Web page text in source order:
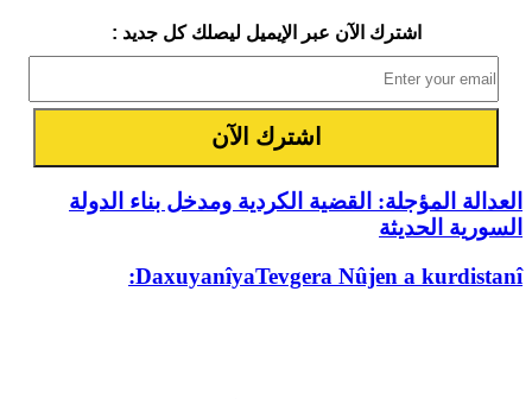
اشترك الآن عبر الإيميل ليصلك كل جديد :
العدالة المؤجلة: القضية الكردية ومدخل بناء الدولة
السورية الحديثة
DaxuyanîyaTevgera Nûjen a kurdistanî: